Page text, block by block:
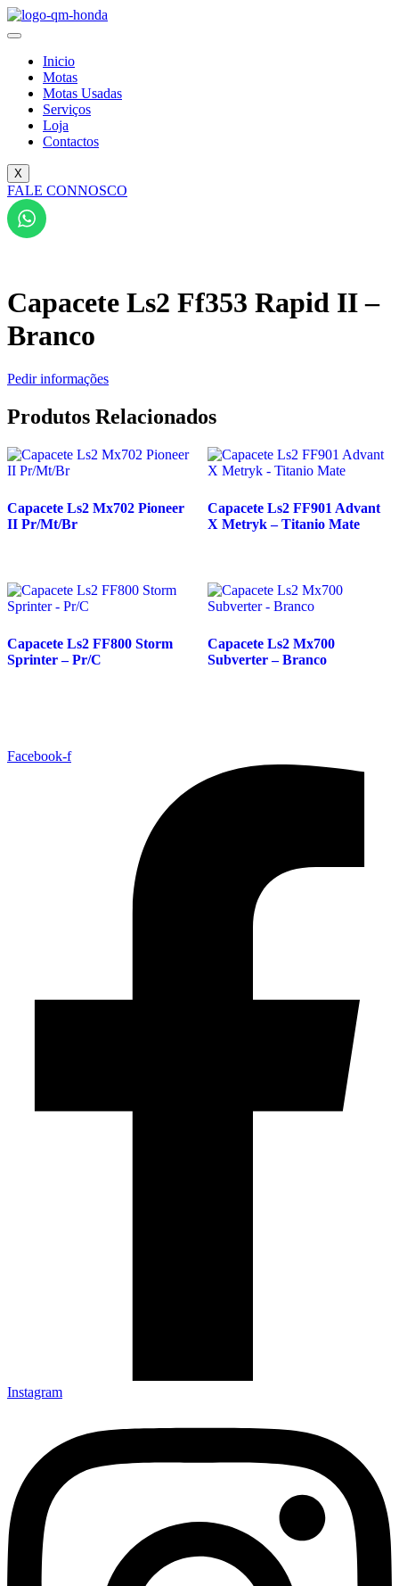
Pular
para
conteúdoInicio
Motas
Motas Usadas
Serviços
Loja
Contactos
X
FALE CONNOSCO
Capacete Ls2 Ff353 Rapid II –
Branco
Pedir informações
Produtos Relacionados
Capacete Ls2 Mx702 Pioneer
II Pr/Mt/Br
Capacete Ls2 FF901 Advant
X Metryk – Titanio Mate
Capacete Ls2 FF800 Storm
Sprinter – Pr/C
Capacete Ls2 Mx700
Subverter – Branco
Facebook-f
Instagram